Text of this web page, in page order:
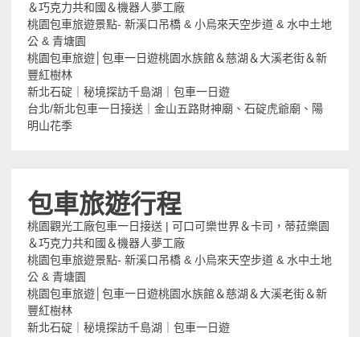
＆巧克力共和國＆機器人夢工廠
桃園包車旅遊景點- 新溪口吊橋 & 小烏來天空步道 & 水中土地
公 & 青塘園
桃園包車旅遊│包車一日遊桃園水族館＆慈湖＆大溪老街＆新
豐紅樹林
新北石碇｜秘境探訪千島湖｜包車一日遊
台北/新北包車一日接送｜金山五路財神廟、石碇虎爺廟、陽
明山花季
包車旅遊行程
桃園觀光工廠包車一日接送 | 可口可樂世界＆卡司，蒂菈樂園
＆巧克力共和國＆機器人夢工廠
桃園包車旅遊景點- 新溪口吊橋 & 小烏來天空步道 & 水中土地
公 & 青塘園
桃園包車旅遊│包車一日遊桃園水族館＆慈湖＆大溪老街＆新
豐紅樹林
新北石碇｜秘境探訪千島湖｜包車一日遊